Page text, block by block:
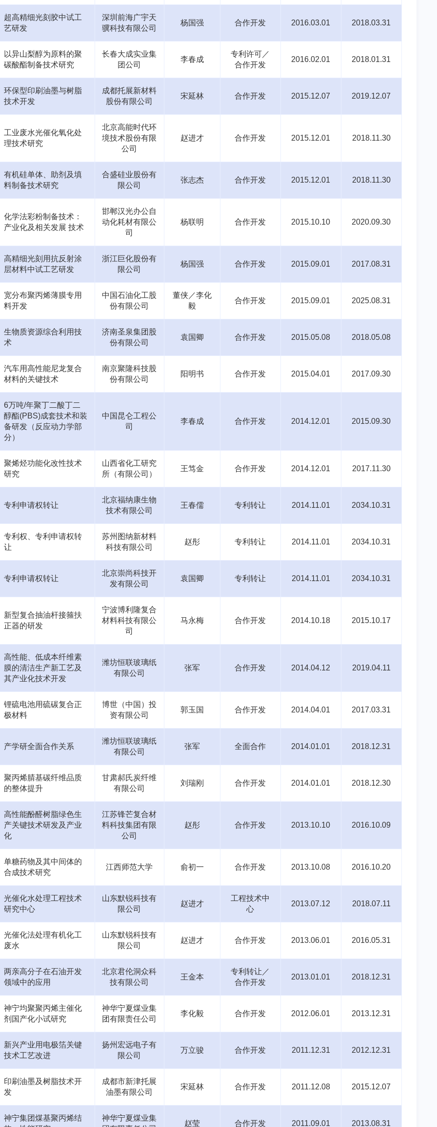
超高精细光刻胶中试工
艺研发
深圳前海广宇天
骥科技有限公司
杨国强 合作开发 2016.03.01 2018.03.31
以异山梨醇为原料的聚
碳酸酯制备技术研究
长春大成实业集
团公司
李春成
专利许可／
合作开发
2016.02.01 2018.01.31
环保型印刷油墨与树脂
技术开发
成都托展新材料
股份有限公司
宋延林 合作开发 2015.12.07 2019.12.07
工业废水光催化氧化处
理技术研究
北京高能时代环
境技术股份有限
公司
赵进才 合作开发 2015.12.01 2018.11.30
有机硅单体、助剂及填
料制备技术研究
合盛硅业股份有
限公司
张志杰 合作开发 2015.12.01 2018.11.30
化学法彩粉制备技术：
产业化及相关发展 技术
邯郸汉光办公自
动化耗材有限公
司
杨联明 合作开发 2015.10.10 2020.09.30
高精细光刻用抗反射涂
层材料中试工艺研发
浙江巨化股份有
限公司
杨国强 合作开发 2015.09.01 2017.08.31
宽分布聚丙烯薄膜专用
料开发
中国石油化工股
份有限公司
董侠／李化
毅
合作开发 2015.09.01 2025.08.31
生物质资源综合利用技
术
济南圣泉集团股
份有限公司
袁国卿 合作开发 2015.05.08 2018.05.08
汽车用高性能尼龙复合
材料的关键技术
南京聚隆科技股
份有限公司
阳明书 合作开发 2015.04.01 2017.09.30
6万吨/年聚丁二酸丁二
醇酯(PBS)成套技术和装
备研发（反应动力学部
分）
中国昆仑工程公
司
李春成 合作开发 2014.12.01 2015.09.30
聚烯烃功能化改性技术
研究
山西省化工研究
所（有限公司）
王笃金 合作开发 2014.12.01 2017.11.30
专利申请权转让
北京福纳康生物
技术有限公司
王春儒 专利转让 2014.11.01 2034.10.31
专利权、专利申请权转
让
苏州图纳新材料
科技有限公司
赵彤 专利转让 2014.11.01 2034.10.31
专利申请权转让
北京崇尚科技开
发有限公司
袁国卿 专利转让 2014.11.01 2034.10.31
新型复合抽油杆接箍扶
正器的研发
宁波博利隆复合
材料科技有限公
司
马永梅 合作开发 2014.10.18 2015.10.17
高性能、低成本纤维素
膜的清洁生产新工艺及
其产业化技术开发
潍坊恒联玻璃纸
有限公司
张军 合作开发 2014.04.12 2019.04.11
锂硫电池用硫碳复合正
极材料
博世（中国）投
资有限公司
郭玉国 合作开发 2014.04.01 2017.03.31
产学研全面合作关系
潍坊恒联玻璃纸
有限公司
张军 全面合作 2014.01.01 2018.12.31
聚丙烯腈基碳纤维品质
的整体提升
甘肃郝氏炭纤维
有限公司
刘瑞刚 合作开发 2014.01.01 2018.12.30
高性能酚醛树脂绿色生
产关键技术研发及产业
化
江苏锋芒复合材
料科技集团有限
公司
赵彤 合作开发 2013.10.10 2016.10.09
单糖药物及其中间体的
合成技术研究
江西师范大学 俞初一 合作开发 2013.10.08 2016.10.20
光催化水处理工程技术
研究中心
山东默锐科技有
限公司
赵进才
工程技术中
心
2013.07.12 2018.07.11
光催化法处理有机化工
废水
山东默锐科技有
限公司
赵进才 合作开发 2013.06.01 2016.05.31
两亲高分子在石油开发
领域中的应用
北京君伦洞众科
技有限公司
王金本
专利转让／
合作开发
2013.01.01 2018.12.31
神宁均聚聚丙烯主催化
剂国产化小试研究
神华宁夏煤业集
团有限责任公司
李化毅 合作开发 2012.06.01 2013.12.31
新兴产业用电极箔关键
技术工艺改进
扬州宏远电子有
限公司
万立骏 合作开发 2011.12.31 2012.12.31
印刷油墨及树脂技术开
发
成都市新津托展
油墨有限公司
宋延林 合作开发 2011.12.08 2015.12.07
神宁集团煤基聚丙烯结
神华宁夏煤业集
赵莹 合作开发 2011.09.01 2013.08.31